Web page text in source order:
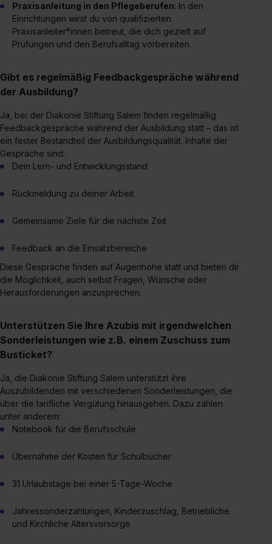
erforderliche personenbezogene Daten an Social Media
Dienste, ggfs. mit Sitz in den USA, übermittelt werden.
Eine Erlaubnis hierfür kannst du auch später noch im
Einzelfall bei dem jeweiligen Inhalt erteilen. Willst du nur
Auswahl über die Checkboxen und klick auf „Auswahl
erlauben“. Die Einwilligung zur Platzierung von Cookies
Media und Marketing“ umfasst hierbei die Einwilligung
zur Übermittlung deiner Daten in die USA (Art. 49 Abs. 1
S. 1 lit. a) DS-GVO). Die USA verfügen über kein
angemessenes Datenschutzniveau (EuGH – Schrems
Wirkung für die Zukunft ganz oder teilweise über unsere
Einstellungen“ widerrufen. Weitere Informationen zu den
zeigen“. Weitere Informationen:
Impressum.
Praxisanleitung in den Pflegeberufen: In den
Einrichtungen wirst du von qualifizierten
Praxisanleiter*innen betreut, die dich gezielt auf
Prüfungen und den Berufsalltag vorbereiten.
Gibt es regelmäßig Feedbackgespräche während
der Ausbildung?
Ja, bei der Diakonie Stiftung Salem finden regelmäßig
Feedbackgespräche während der Ausbildung statt – das ist
ein fester Bestandteil der Ausbildungsqualität. Inhalte der
Gespräche sind:
Dein Lern- und Entwicklungsstand
Rückmeldung zu deiner Arbeit
Gemeinsame Ziele für die nächste Zeit
Feedback an die Einsatzbereiche
Diese Gespräche finden auf Augenhöhe statt und bieten dir
die Möglichkeit, auch selbst Fragen, Wünsche oder
Herausforderungen anzusprechen.
Unterstützen Sie Ihre Azubis mit irgendwelchen
Sonderleistungen wie z.B. einem Zuschuss zum
Busticket?
Ja, die Diakonie Stiftung Salem unterstützt ihre
Auszubildenden mit verschiedenen Sonderleistungen, die
über die tarifliche Vergütung hinausgehen. Dazu zählen
unter anderem:
Notebook für die Berufsschule
Übernahme der Kosten für Schulbücher
31 Urlaubstage bei einer 5-Tage-Woche
Jahressonderzahlungen, Kinderzuschlag, Betriebliche
und Kirchliche Altersvorsorge